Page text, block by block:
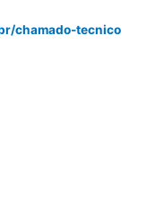
chamado-tecnico